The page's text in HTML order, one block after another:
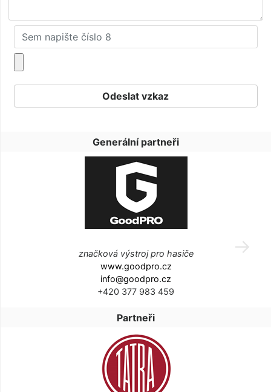
Generální partneři
značková výstroj pro hasiče
www.goodpro.cz
info@goodpro.cz
+420 377 983 459
Partneři